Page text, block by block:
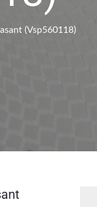
(Vsp560118)